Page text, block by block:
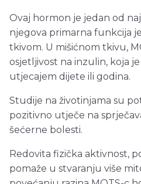
Ovaj hormon je jedan od
njegova primarna funkcija
tkivom. U mišićnom tkivu,
osjetljivost na inzulin, koja
utjecajem dijete ili godina.
Studije na životinjama su
pozitivno utječe na
šećerne bolesti.
Redovita fizička aktivnost,
pomaže u stvaranju više